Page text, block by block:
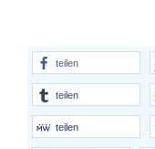
teilen
teilen
teilen